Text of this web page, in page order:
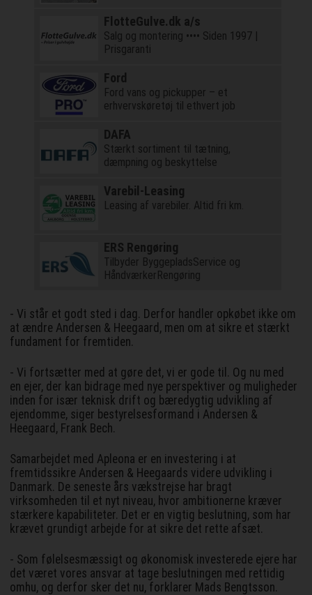
FlotteGulve.dk a/s
Salg og montering •••• Siden 1997 |
Prisgaranti
Ford
Ford vans og pickupper – et
erhvervskøretøj til ethvert job
DAFA
Stærkt sortiment til tætning,
dæmpning og beskyttelse
Varebil-Leasing
Leasing af varebiler. Altid fri km.
ERS Rengøring
Tilbyder ByggepladsService og
HåndværkerRengøring
- Vi står et godt sted i dag. Derfor handler opkøbet ikke om
at ændre Andersen & Heegaard, men om at sikre et stærkt
fundament for fremtiden.
- Vi fortsætter med at gøre det, vi er gode til. Og nu med
en ejer, der kan bidrage med nye perspektiver og muligheder
inden for især teknisk drift og bæredygtig udvikling af
ejendomme, siger bestyrelsesformand i Andersen &
Heegaard, Frank Bech.
Samarbejdet med Apleona er en investering i at
fremtidssikre Andersen & Heegaards videre udvikling i
Danmark. De seneste års vækstrejse har bragt
virksomheden til et nyt niveau, hvor ambitionerne kræver
stærkere kapabiliteter. Det er en vigtig beslutning, som har
krævet grundigt arbejde for at sikre det rette afsæt.
- Som følelsesmæssigt og økonomisk investerede ejere har
det været vores ansvar at tage beslutningen med rettidig
omhu, og derfor sker det nu, forklarer Mads Bengtsson.